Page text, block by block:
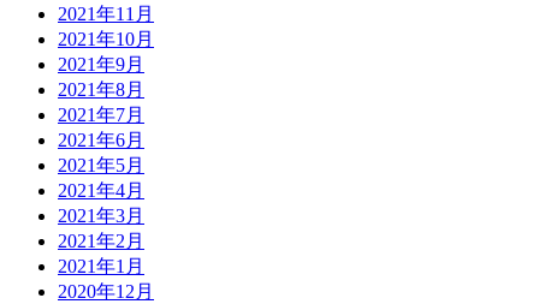
2021年11月
2021年10月
2021年9月
2021年8月
2021年7月
2021年6月
2021年5月
2021年4月
2021年3月
2021年2月
2021年1月
2020年12月